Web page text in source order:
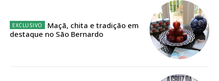
Edição em papel entregue à Quinta-feira em sua
Acesso ao conteúdo online
Acesso aos conteúdos Exclusivos para
Maçã, chita e tradição em
destaque no São Bernardo